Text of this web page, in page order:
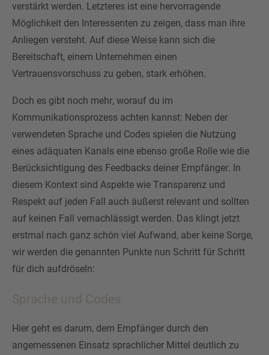
verstärkt werden. Letzteres ist eine hervorragende
Möglichkeit den Interessenten zu zeigen, dass man ihre
Anliegen versteht. Auf diese Weise kann sich die
Bereitschaft, einem Unternehmen einen
Vertrauensvorschuss zu geben, stark erhöhen.
Doch es gibt noch mehr, worauf du im
Kommunikationsprozess achten kannst: Neben der
verwendeten Sprache und Codes spielen die Nutzung
eines adäquaten Kanals eine ebenso große Rolle wie die
Berücksichtigung des Feedbacks deiner Empfänger. In
diesem Kontext sind Aspekte wie Transparenz und
Respekt auf jeden Fall auch äußerst relevant und sollten
auf keinen Fall vernachlässigt werden. Das klingt jetzt
erstmal nach ganz schön viel Aufwand, aber keine Sorge,
wir werden die genannten Punkte nun Schritt für Schritt
für dich aufdröseln:
Sprache und Codes
Hier geht es darum, dem Empfänger durch den
angemessenen Einsatz sprachlicher Mittel deutlich zu